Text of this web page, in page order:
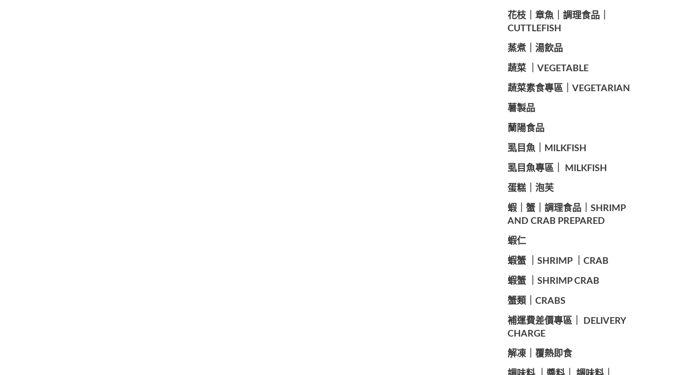
花枝｜章魚｜調理食品｜
CUTTLEFISH
️蒸煮｜湯飲品
蔬菜 ｜VEGETABLE
蔬菜素食專區｜VEGETARIAN
️薯製品
蘭陽食品
️虱目魚｜MILKFISH
️虱目魚專區｜ MILKFISH
️蛋糕｜泡芙
️蝦｜蟹｜調理食品｜SHRIMP
AND CRAB PREPARED
️蝦仁
️蝦蟹 ｜SHRIMP ｜CRAB
️蝦蟹 ｜SHRIMP CRAB
️蟹類｜CRABS
️補運費差價專區｜ DELIVERY
CHARGE
️解凍｜覆熱即食